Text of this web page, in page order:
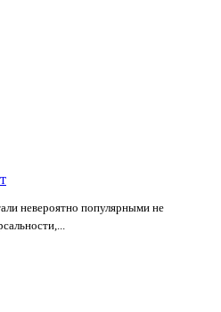
невероятно популярными не